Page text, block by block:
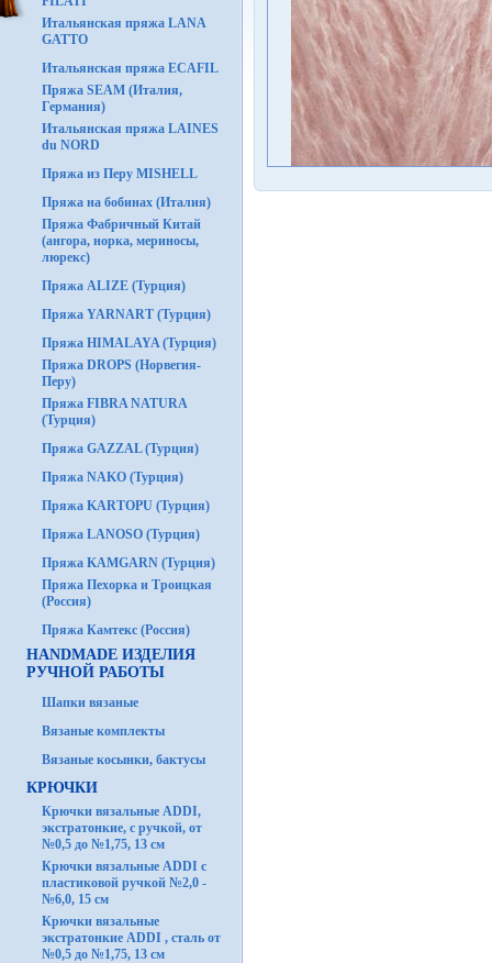
Итальянская пряжа LANA
GATTO
Итальянская пряжа ECAFIL
Пряжа SEAM (Италия,
Германия)
Итальянская пряжа LAINES
du NORD
Пряжа из Перу MISHELL
Пряжа на бобинах (Италия)
Пряжа Фабричный Китай
(ангора, норка, мериносы,
люрекс)
Пряжа ALIZE (Турция)
Пряжа YARNART (Турция)
Пряжа HIMALAYA (Турция)
Пряжа DROPS (Норвегия-
Перу)
Пряжа FIBRA NATURA
(Турция)
Пряжа GAZZAL (Турция)
Пряжа NAKO (Турция)
Пряжа KARTOPU (Турция)
Пряжа LANOSO (Турция)
Пряжа KAMGARN (Турция)
Пряжа Пехорка и Троицкая
(Россия)
Пряжа Камтекс (Россия)
HANDMADE ИЗДЕЛИЯ
РУЧНОЙ РАБОТЫ
Шапки вязаные
Вязаные комплекты
Вязаные косынки, бактусы
КРЮЧКИ
Крючки вязальные ADDI,
экстратонкие, с ручкой, от
№0,5 до №1,75, 13 см
Крючки вязальные ADDI с
пластиковой ручкой №2,0 -
№6,0, 15 см
Крючки вязальные
экстратонкие ADDI , сталь от
№0,5 до №1,75, 13 см